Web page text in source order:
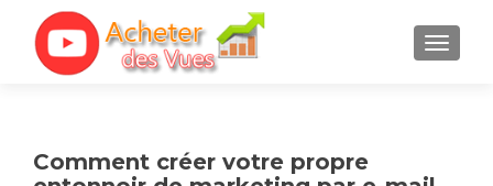
Comment créer votre propre